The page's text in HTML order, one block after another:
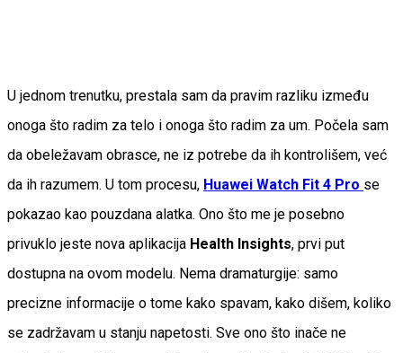
U jednom trenutku, prestala sam da pravim razliku između
onoga što radim za telo i onoga što radim za um. Počela sam
da obeležavam obrasce, ne iz potrebe da ih kontrolišem, već
da ih razumem. U tom procesu, Huawei Watch Fit 4 Pro se
pokazao kao pouzdana alatka. Ono što me je posebno
privuklo jeste nova aplikacija Health Insights, prvi put
dostupna na ovom modelu. Nema dramaturgije: samo
precizne informacije o tome kako spavam, kako dišem, koliko
se zadržavam u stanju napetosti. Sve ono što inače ne